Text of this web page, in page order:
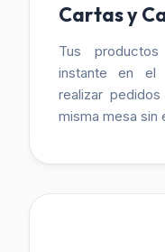
Cartas y
Tus
instante en el
realizar
misma mesa sin